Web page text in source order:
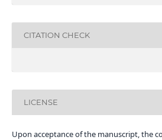
CITATION CHECK
LICENSE
Upon acceptance of the manuscript, the